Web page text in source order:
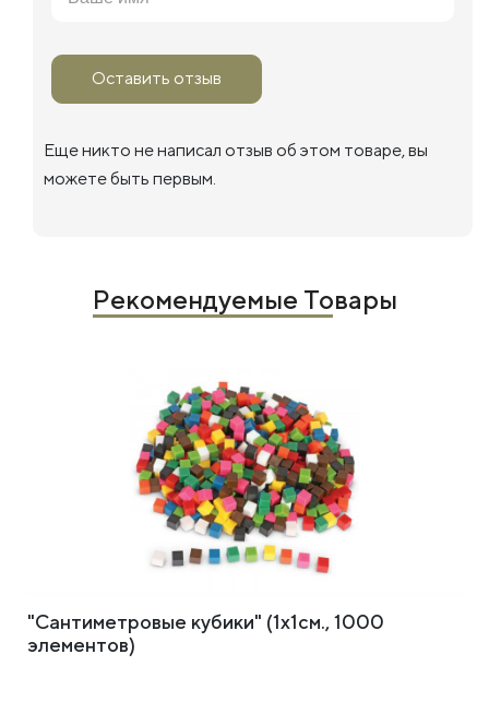
Оставить отзыв
Еще никто не написал отзыв об этом товаре, вы
можете быть первым.
Рекомендуемые Товары
"Сантиметровые кубики" (1х1см., 1000
элементов)